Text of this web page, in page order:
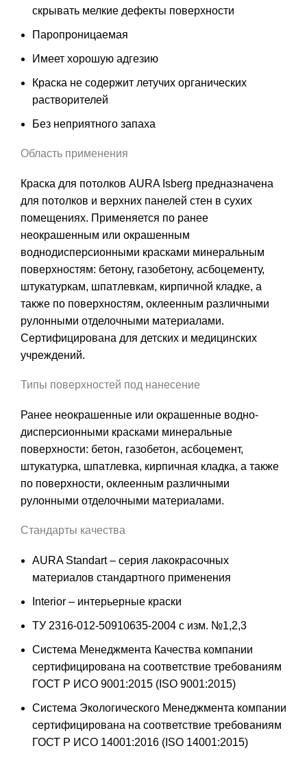
скрывать мелкие дефекты поверхности
Паропроницаемая
Имеет хорошую адгезию
Краска не содержит летучих органических
растворителей
Без неприятного запаха
Область применения
Краска для потолков AURA Isberg предназначена
для потолков и верхних панелей стен в сухих
помещениях. Применяется по ранее
неокрашенным или окрашенным
воднодисперсионными красками минеральным
поверхностям: бетону, газобетону, асбоцементу,
штукатуркам, шпатлевкам, кирпичной кладке, а
также по поверхностям, оклеенным различными
рулонными отделочными материалами.
Сертифицирована для детских и медицинских
учреждений.
Типы поверхностей под нанесение
Ранее неокрашенные или окрашенные водно-
дисперсионными красками минеральные
поверхности: бетон, газобетон, асбоцемент,
штукатурка, шпатлевка, кирпичная кладка, а также
по поверхности, оклеенным различными
рулонными отделочными материалами.
Стандарты качества
AURA Standart – серия лакокрасочных
материалов стандартного применения
Interior – интерьерные краски
ТУ 2316-012-50910635-2004 с изм. №1,2,3
Система Менеджмента Качества компании
сертифицирована на соответствие требованиям
ГОСТ Р ИСО 9001:2015 (ISO 9001:2015)
Система Экологического Менеджмента компании
сертифицирована на соответствие требованиям
ГОСТ Р ИСО 14001:2016 (ISO 14001:2015)